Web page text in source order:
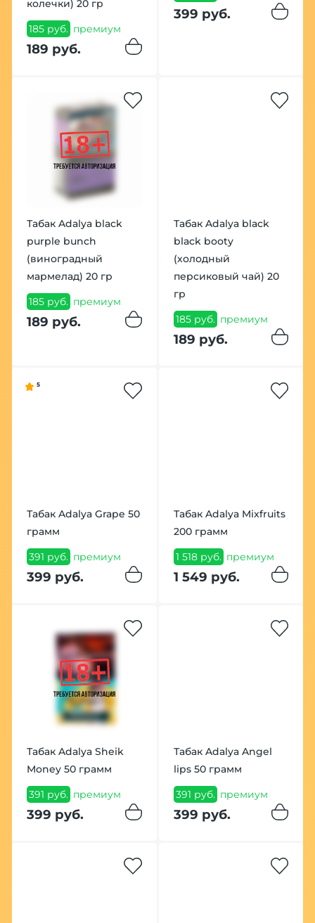
колечки) 20 гр
185 руб. премиум
189 руб.
399 руб.
Табак Adalya black
purple bunch
(виноградный
мармелад) 20 гр
185 руб. премиум
189 руб.
Табак Adalya black
black booty
(холодный
персиковый чай) 20
гр
185 руб. премиум
189 руб.
5
Табак Adalya Grape 50
грамм
391 руб. премиум
399 руб.
Табак Adalya Mixfruits
200 грамм
1 518 руб. премиум
1 549 руб.
Табак Adalya Sheik
Money 50 грамм
391 руб. премиум
399 руб.
Табак Adalya Angel
lips 50 грамм
391 руб. премиум
399 руб.